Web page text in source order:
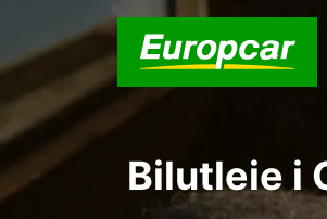
Bilutleie i